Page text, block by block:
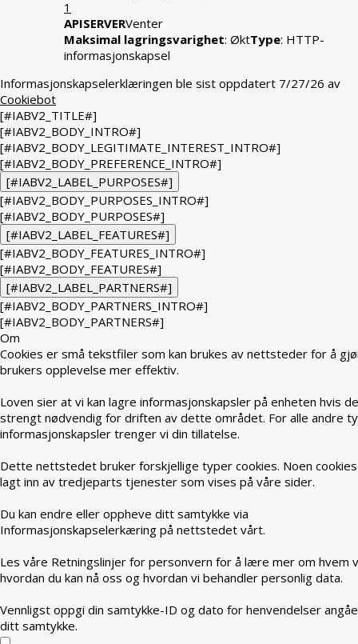
1
APISERVERVenter
Maksimal lagringsvarighet: ØktType: HTTP-
informasjonskapsel
Informasjonskapselerklæringen ble sist oppdatert 7/27/26 av
Cookiebot
[#IABV2_TITLE#]
[#IABV2_BODY_INTRO#]
[#IABV2_BODY_LEGITIMATE_INTEREST_INTRO#]
[#IABV2_BODY_PREFERENCE_INTRO#]
[#IABV2_LABEL_PURPOSES#]
[#IABV2_BODY_PURPOSES_INTRO#]
[#IABV2_BODY_PURPOSES#]
[#IABV2_LABEL_FEATURES#]
[#IABV2_BODY_FEATURES_INTRO#]
[#IABV2_BODY_FEATURES#]
[#IABV2_LABEL_PARTNERS#]
[#IABV2_BODY_PARTNERS_INTRO#]
[#IABV2_BODY_PARTNERS#]
Om
Cookies er små tekstfiler som kan brukes av nettsteder for å
brukers opplevelse mer effektiv.
Loven sier at vi kan lagre informasjonskapsler på enheten hvis
strengt nødvendig for driften av dette området. For alle andre
informasjonskapsler trenger vi din tillatelse.
Dette nettstedet bruker forskjellige typer cookies. Noen
lagt inn av tredjeparts tjenester som vises på våre sider.
Du kan endre eller oppheve ditt samtykke via
Informasjonskapselerkæring på nettstedet vårt.
Les våre Retningslinjer for personvern for å lære mer om hvem
hvordan du kan nå oss og hvordan vi behandler personlig data.
Vennligst oppgi din samtykke-ID og dato for henvendelser
ditt samtykke.